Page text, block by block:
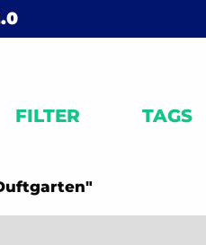
FILTER TAGS